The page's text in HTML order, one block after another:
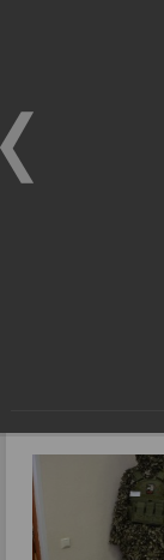
Главная
Мы должны знать
Мы